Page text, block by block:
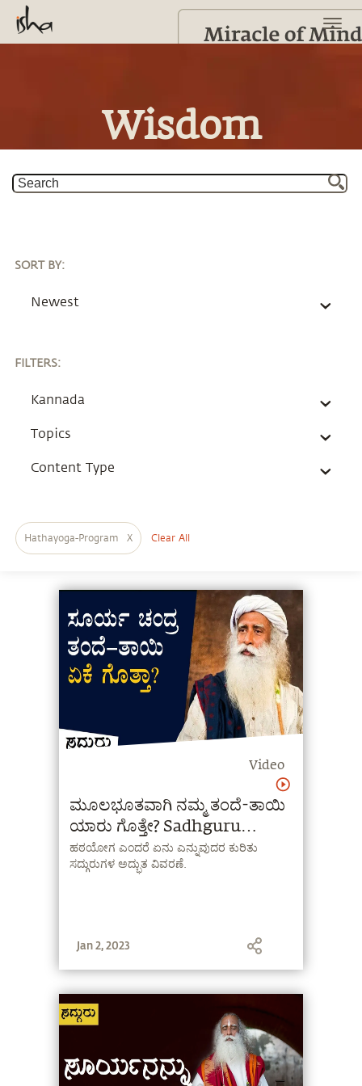
Wisdom
FILTERS:
Kannada
Topics
Content Type
SORT BY:
Newest
Hathayoga-Program X Clear All
Video
ಮೂಲಭೂತವಾಗಿ ನಮ್ಮ ತಂದೆ-ತಾಯಿ
ಯಾರು ಗೊತ್ತೇ? Sadhguru
Kannada | ಸದ್ಗುರು
ಹಠಯೋಗ ಎಂದರೆ ಏನು ಎನ್ನುವುದರ ಕುರಿತು
ಸದ್ಗುರುಗಳ ಅದ್ಭುತ ವಿವರಣೆ.
Jan 2, 2023